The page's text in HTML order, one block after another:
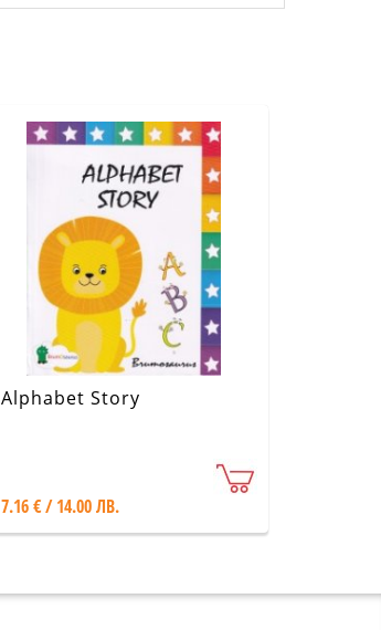
Alphabet Story
7.16 € / 14.00 ЛВ.